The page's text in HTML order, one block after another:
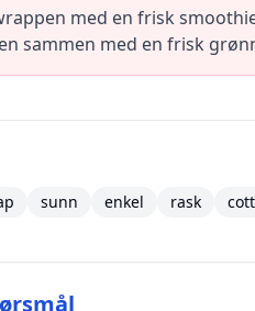
med en frisk
sammen med en frisk
sunn enkel rask